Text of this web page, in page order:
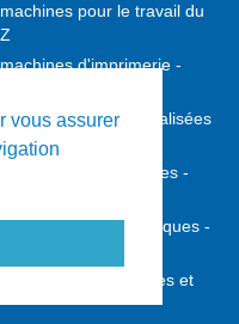
vous assurer
pour le travail du
d'imprimerie -
machines spécialisées
véhicules automobiles -
et remorques -
électriques et